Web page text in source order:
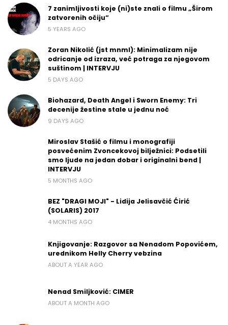
7 zanimljivosti koje (ni)ste znali o filmu „Širom
zatvorenih očiju“
5 YEARS AGO
Zoran Nikolić (jst mnml): Minimalizam nije
odricanje od izraza, već potraga za njegovom
suštinom | INTERVJU
5 DAYS AGO
Biohazard, Death Angel i Sworn Enemy: Tri
decenije žestine stale u jednu noć
9 DAYS AGO
Miroslav Stašić o filmu i monografiji
posvećenim Zvoncekovoj bilježnici: Podsetili
smo ljude na jedan dobar i originalni bend |
INTERVJU
5 MONTHS AGO
BEZ "DRAGI MOJI" - Lidija Jelisavčić Ćirić
(SOLARIS) 2017
4 MONTHS AGO
Knjigovanje: Razgovor sa Nenadom Popovićem,
urednikom Helly Cherry vebzina
ABOUT A YEAR AGO
Nenad Smiljković: CIMER
ABOUT A MONTH AGO